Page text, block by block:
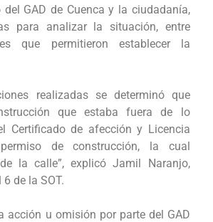
del GAD de Cuenca y la ciudadanía,
para analizar la situación, entre
que permitieron establecer la
realizadas se determinó que
que estaba fuera de lo
Certificado de afección y Licencia
de construcción, la cual
la calle”, explicó Jamil Naranjo,
de la SOT.
acción u omisión por parte del GAD